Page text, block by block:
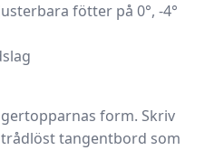
fötter på 0°, -4°
form. Skriv
tangentbord som